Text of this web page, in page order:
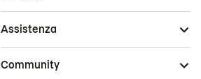
Assistenza
Community